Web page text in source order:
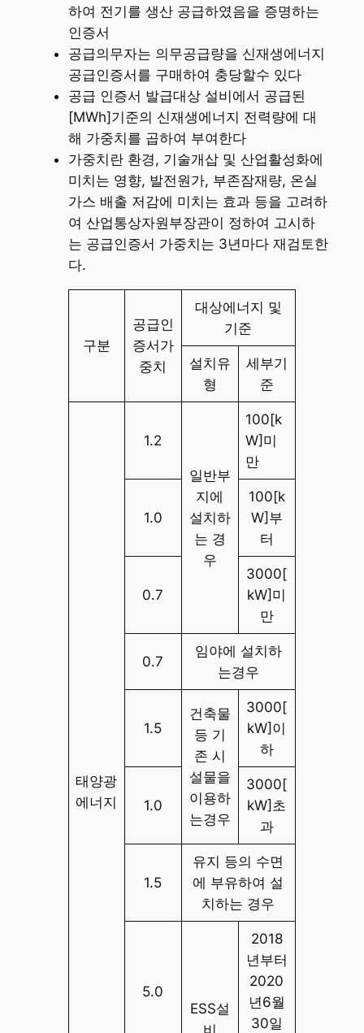
하여 전기를 생산 공급하였음을 증명하는
인증서
공급의무자는 의무공급량을 신재생에너지
공급인증서를 구매하여 충당할수 있다
공급 인증서 발급대상 설비에서 공급된
[MWh]기준의 신재생에너지 전력량에 대
해 가중치를 곱하여 부여한다
가중치란 환경, 기술개삽 및 산업활성화에
미치는 영향, 발전원가, 부존잠재량, 온실
가스 배출 저감에 미치는 효과 등을 고려하
여 산업통상자원부장관이 정하여 고시하
는 공급인증서 가중치는 3년마다 재검토한
다.
구분
공급인
증서가
중치
대상에너지 및
기준
설치유
형
세부기
준
태양광
에너지
1.2
일반부
지에
설치하
는 경
우
100[k
W]미
만
1.0
100[k
W]부
터
0.7
3000[
kW]미
만
0.7
임야에 설치하
는경우
1.5
건축물
등 기
존 시
설물을
이용하
는경우
3000[
kW]이
하
1.0
3000[
kW]초
과
1.5
유지 등의 수면
에 부유하여 설
치하는 경우
5.0
ESS설
2018
년부터
2020
년6월
30일